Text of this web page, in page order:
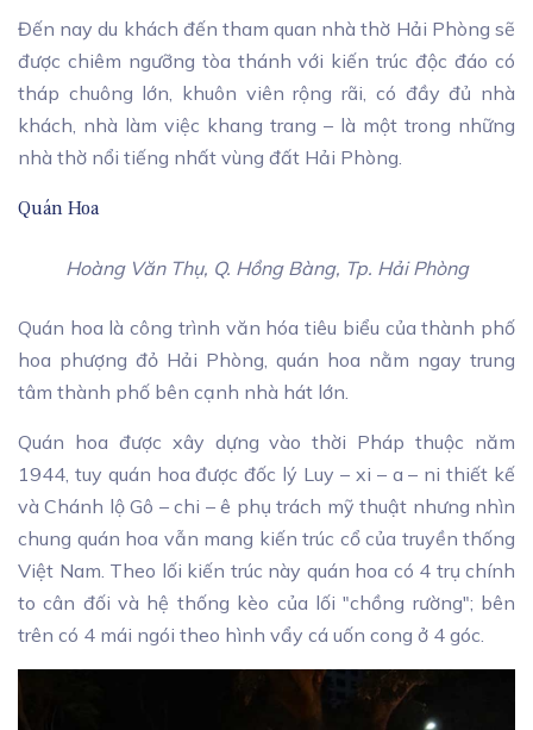
Đến nay du khách đến tham quan nhà thờ Hải Phòng sẽ
được chiêm ngưỡng tòa thánh với kiến trúc độc đáo có
tháp chuông lớn, khuôn viên rộng rãi, có đầy đủ nhà
khách, nhà làm việc khang trang – là một trong những
nhà thờ nổi tiếng nhất vùng đất Hải Phòng.
Quán Hoa
Hoàng Văn Thụ, Q. Hồng Bàng, Tp. Hải Phòng
Quán hoa là công trình văn hóa tiêu biểu của thành phố
hoa phượng đỏ Hải Phòng, quán hoa nằm ngay trung
tâm thành phố bên cạnh nhà hát lớn.
Quán hoa được xây dựng vào thời Pháp thuộc năm
1944, tuy quán hoa được đốc lý Luy – xi – a – ni thiết kế
và Chánh lộ Gô – chi – ê phụ trách mỹ thuật nhưng nhìn
chung quán hoa vẫn mang kiến trúc cổ của truyền thống
Việt Nam. Theo lối kiến trúc này quán hoa có 4 trụ chính
to cân đối và hệ thống kèo của lối "chồng rường"; bên
trên có 4 mái ngói theo hình vẩy cá uốn cong ở 4 góc.